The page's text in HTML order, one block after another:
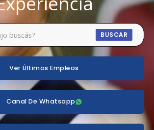
BUSCAR
Ver Últimos Empleos
Canal De Whatsapp